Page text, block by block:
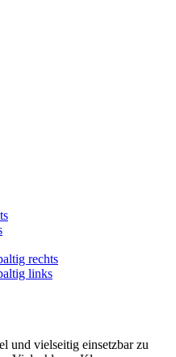
rechts
links
und vielseitig einsetzbar zu